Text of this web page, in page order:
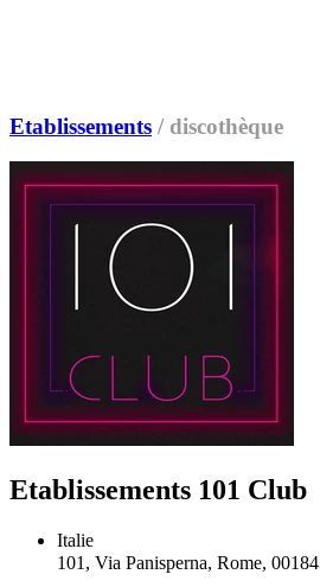
Etablissements / discothèque
Etablissements 101 Club
Italie
101, Via Panisperna, Rome, 00184